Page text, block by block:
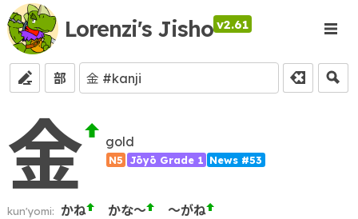
Lorenzi's Jisho v2.61
部
金 gold
N5 Jōyō Grade 1 News #53
kun'yomi: かね かな～ ～がね